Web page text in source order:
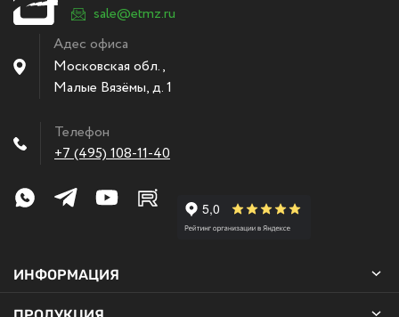
sale@etmz.ru
Адес офиса
Московская обл.,
Малые Вязёмы,д. 1
Телефон
+7 (495) 108-11-40
ИНФОРМАЦИЯ